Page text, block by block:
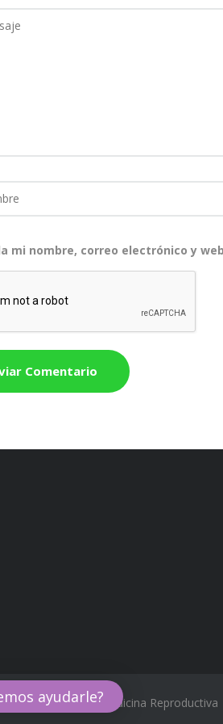
mi nombre, correo electrónico y
| Centro de Medicina Reproductiva
ayudarle?